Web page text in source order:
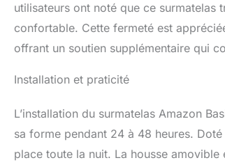
utilisateurs ont noté que ce
confortable. Cette fermeté est
offrant un soutien supplémentaire qui
Installation et praticité
L’installation du surmatelas Amazon
sa forme pendant 24 à 48 heures.
place toute la nuit. La housse